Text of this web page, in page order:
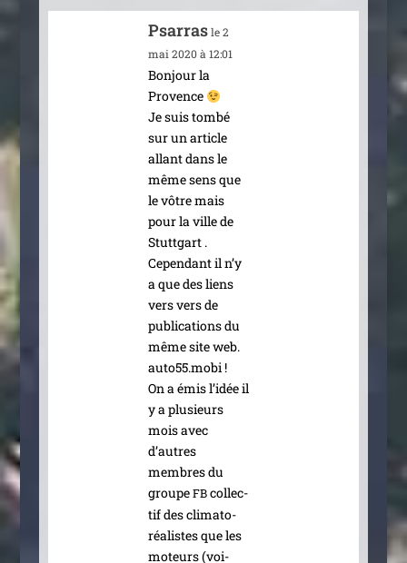
Psarras le 2
mai 2020 à 12:01
Bonjour la
Provence
Je suis tom­bé
sur un article
allant dans le
même sens que
le vôtre mais
pour la ville de
Stuttgart .
Cependant il n’y
a que des liens
vers vers de
publi­ca­tions du
même site web.
auto55.mobi !
On a émis l’i­dée il
y a plu­sieurs
mois avec
d’autres
membres du
groupeFBcol­lec­
tif des cli­ma­to-
réa­listes que les
moteurs (voi­